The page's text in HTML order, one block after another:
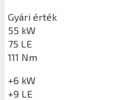
Gyári érték
55 kW
75 LE
111 Nm
+6 kW
+9 LE